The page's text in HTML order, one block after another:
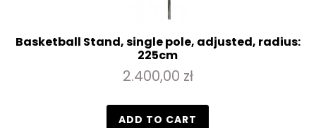
Basketball Stand, single pole, adjusted, radius:
225cm
2.400,00 zł
ADD TO CART